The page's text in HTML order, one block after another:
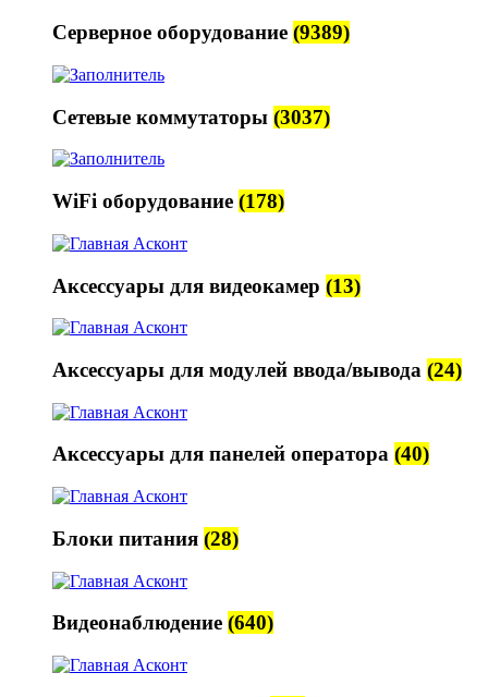
Серверное оборудование (9389)
Сетевые коммутаторы (3037)
WiFi оборудование (178)
Аксессуары для видеокамер (13)
Аксессуары для модулей ввода/вывода (24)
Аксессуары для панелей оператора (40)
Блоки питания (28)
Видеонаблюдение (640)